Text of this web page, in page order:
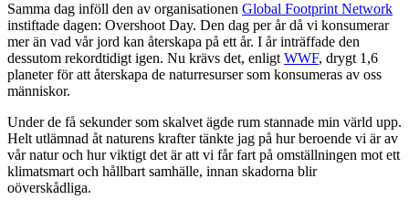
Samma dag inföll den av organisationen Global Footprint Network
instiftade dagen: Overshoot Day. Den dag per år då vi konsumerar
mer än vad vår jord kan återskapa på ett år. I år inträffade den
dessutom rekordtidigt igen. Nu krävs det, enligt WWF, drygt 1,6
planeter för att återskapa de naturresurser som konsumeras av oss
människor.
Under de få sekunder som skalvet ägde rum stannade min värld upp.
Helt utlämnad åt naturens krafter tänkte jag på hur beroende vi är av
vår natur och hur viktigt det är att vi får fart på omställningen mot ett
klimatsmart och hållbart samhälle, innan skadorna blir
oöverskådliga.